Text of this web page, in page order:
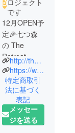
ロジェクト
です
12月OPEN予
定🎉七つ森
の The
Retreat
Place🍃
「様々なア
クティビ
ティを体験
し非日常を
味わおう」
http://the-retreat-place.com/
https://www.instagram.com/0216naoki/?hl=ja
特定商取引
法に基づく
表記
メッセー
ジを送る